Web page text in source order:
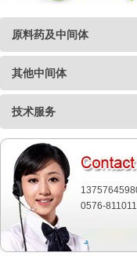
原料药及中间体
其他中间体
技术服务
0576-